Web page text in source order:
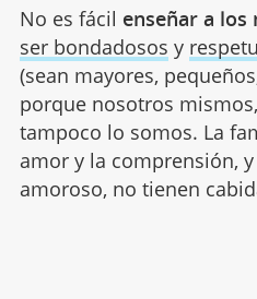
No es fácil enseñar a
ser bondadosos y
(sean mayores,
porque nosotros
tampoco lo somos. La
amor y la comprensión,
amoroso, no tienen